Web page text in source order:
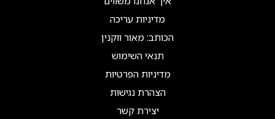
מדיניות עריכה
הכותב: מאור ווקנין
תנאי השימוש
מדיניות הפרטיות
הצהרת נגישות
יצירת קשר